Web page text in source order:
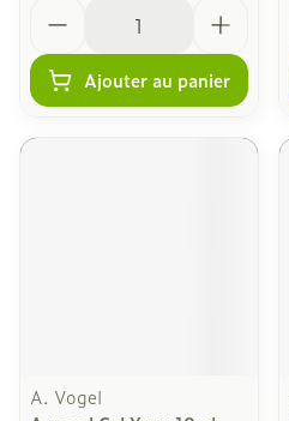
Ajouter au panier
A. Vogel